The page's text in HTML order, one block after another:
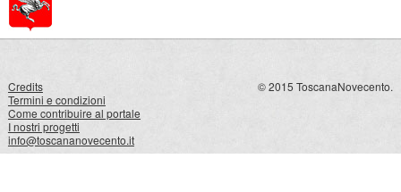
Credits
Termini e condizioni
Come contribuire al portale
I nostri progetti
info@toscananovecento.it
© 2015 ToscanaNovecento.